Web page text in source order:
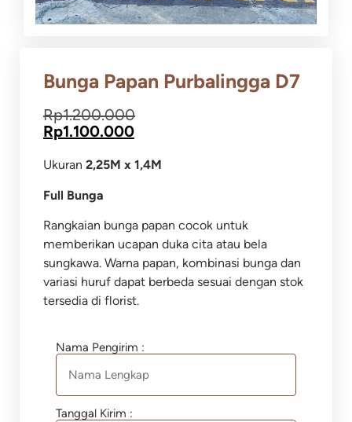
Bunga Papan Purbalingga D7
Rp1.200.000
Rp1.100.000
Ukuran 2,25M x 1,4M
Full Bunga
Rangkaian bunga papan cocok untuk
memberikan ucapan duka cita atau bela
sungkawa. Warna papan, kombinasi bunga dan
variasi huruf dapat berbeda sesuai dengan stok
tersedia di florist.
Nama Pengirim :
Tanggal Kirim :